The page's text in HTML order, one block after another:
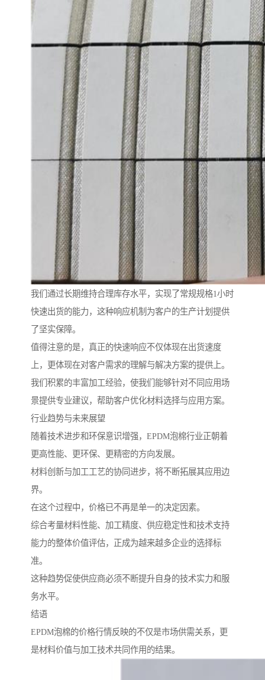
我们通过长期维持合理库存水平，实现了常规规格1小时
快速出货的能力，这种响应机制为客户的生产计划提供
了坚实保障。
值得注意的是，真正的快速响应不仅体现在出货速度
上，更体现在对客户需求的理解与解决方案的提供上。
我们积累的丰富加工经验，使我们能够针对不同应用场
景提供专业建议，帮助客户优化材料选择与应用方案。
行业趋势与未来展望
随着技术进步和环保意识增强，EPDM泡棉行业正朝着
更高性能、更环保、更精密的方向发展。
材料创新与加工工艺的协同进步，将不断拓展其应用边
界。
在这个过程中，价格已不再是单一的决定因素。
综合考量材料性能、加工精度、供应稳定性和技术支持
能力的整体价值评估，正成为越来越多企业的选择标
准。
这种趋势促使供应商必须不断提升自身的技术实力和服
务水平。
结语
EPDM泡棉的价格行情反映的不仅是市场供需关系，更
是材料价值与加工技术共同作用的结果。